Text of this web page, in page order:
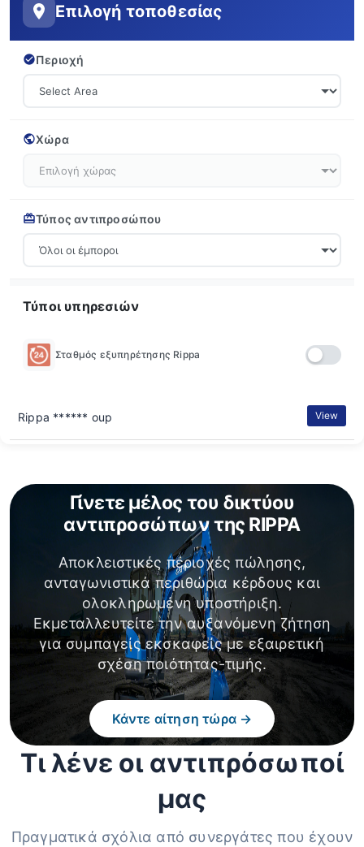
Επιλογή τοποθεσίας
Περιοχή
Χώρα
Τύπος αντιπροσώπου
Τύποι υπηρεσιών
Σταθμός εξυπηρέτησης Rippa
Rippa ****** oup View
Γίνετε μέλος του δικτύου
αντιπροσώπων της RIPPA
Αποκλειστικές περιοχές πώλησης,
ανταγωνιστικά περιθώρια κέρδους και
ολοκληρωμένη υποστήριξη.
Εκμεταλλευτείτε την αυξανόμενη ζήτηση
για συμπαγείς εκσκαφείς με εξαιρετική
σχέση ποιότητας-τιμής.
Κάντε αίτηση τώρα →
Τι λένε οι αντιπρόσωποί
μας
Πραγματικά σχόλια από συνεργάτες που έχουν